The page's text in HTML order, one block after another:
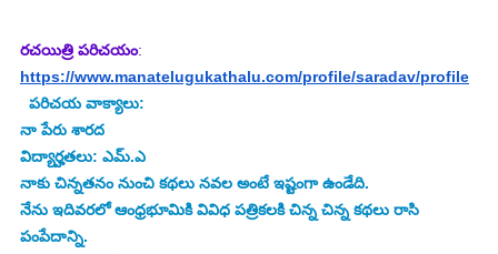
రచయిత్రి పరిచయం:
https://www.manatelugukathalu.com/profile/saradav/profile
పరిచయ వాక్యాలు:
నా పేరు శారద
విద్యార్హతలు: ఎమ్.ఎ
నాకు చిన్నతనం నుంచి కథలు నవల అంటే ఇష్టంగా ఉండేది.
నేను ఇదివరలో ఆంధ్రభూమికి వివిధ పత్రికలకి చిన్న చిన్న కథలు రాసి
పంపేదాన్ని.